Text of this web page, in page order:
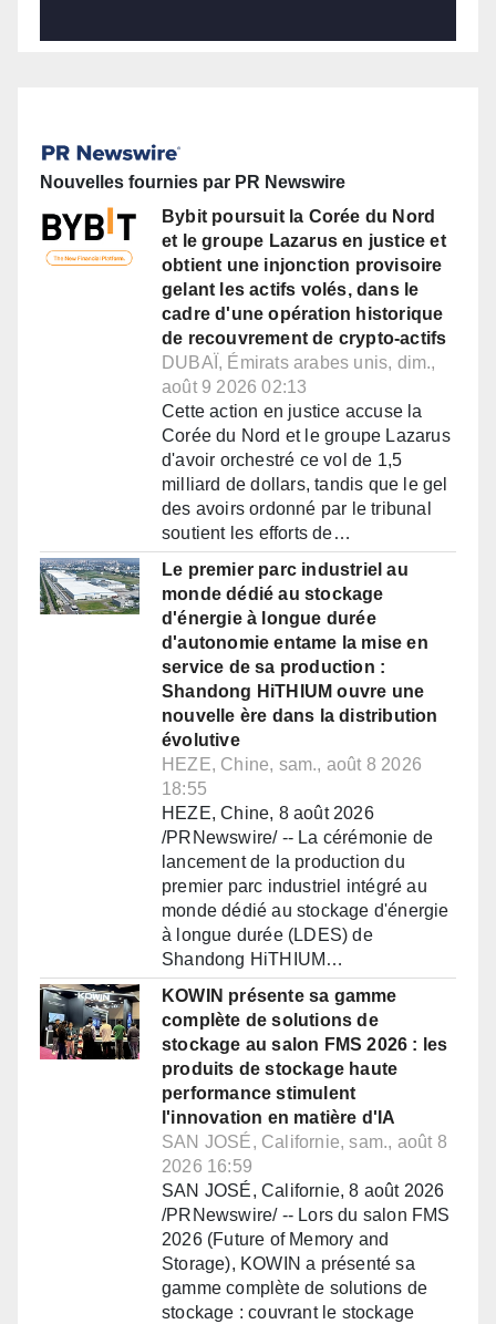
Nouvelles fournies par PR Newswire
Bybit poursuit la Corée du Nord
et le groupe Lazarus en justice et
obtient une injonction provisoire
gelant les actifs volés, dans le
cadre d'une opération historique
de recouvrement de crypto-actifs
DUBAÏ, Émirats arabes unis, dim.,
août 9 2026 02:13
Cette action en justice accuse la
Corée du Nord et le groupe Lazarus
d'avoir orchestré ce vol de 1,5
milliard de dollars, tandis que le gel
des avoirs ordonné par le tribunal
soutient les efforts de…
Le premier parc industriel au
monde dédié au stockage
d'énergie à longue durée
d'autonomie entame la mise en
service de sa production :
Shandong HiTHIUM ouvre une
nouvelle ère dans la distribution
évolutive
HEZE, Chine, sam., août 8 2026
18:55
HEZE, Chine, 8 août 2026
/PRNewswire/ -- La cérémonie de
lancement de la production du
premier parc industriel intégré au
monde dédié au stockage d'énergie
à longue durée (LDES) de
Shandong HiTHIUM…
KOWIN présente sa gamme
complète de solutions de
stockage au salon FMS 2026 : les
produits de stockage haute
performance stimulent
l'innovation en matière d'IA
SAN JOSÉ, Californie, sam., août 8
2026 16:59
SAN JOSÉ, Californie, 8 août 2026
/PRNewswire/ -- Lors du salon FMS
2026 (Future of Memory and
Storage), KOWIN a présenté sa
gamme complète de solutions de
stockage : couvrant le stockage